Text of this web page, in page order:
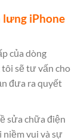
iPhone
của dòng
tôi sẽ tư vấn cho
đưa ra quyết
sửa chữa điện
niềm vui và sự